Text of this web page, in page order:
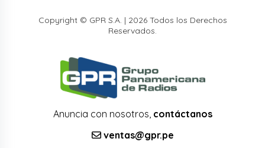
Copyright © GPR S.A. | 2026 Todos los Derechos
Reservados.
Anuncia con nosotros, contáctanos
ventas@gpr.pe